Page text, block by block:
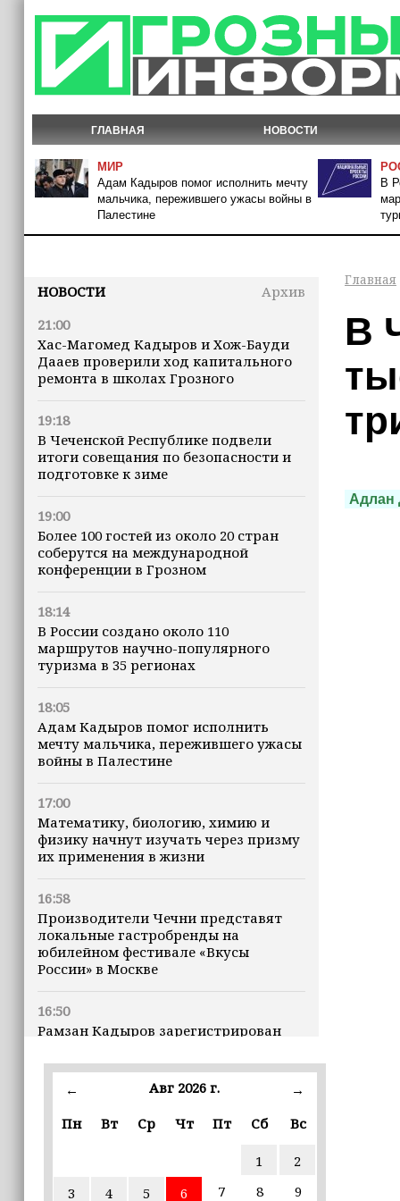
ГЛАВНАЯ НОВОСТИ
МИР
Адам Кадыров помог исполнить мечту
мальчика, пережившего ужасы войны в
Палестине
В
НОВОСТИ
Архив
21:00
Хас-Магомед Кадыров и Хож-Бауди
Дааев проверили ход капитального
ремонта в школах Грозного
19:18
В Чеченской Республике подвели
итоги совещания по безопасности и
подготовке к зиме
19:00
Более 100 гостей из около 20 стран
соберутся на международной
конференции в Грозном
18:14
В России создано около 110
маршрутов научно-популярного
туризма в 35 регионах
18:05
Адам Кадыров помог исполнить
мечту мальчика, пережившего ужасы
войны в Палестине
17:00
Математику, биологию, химию и
физику начнут изучать через призму
их применения в жизни
16:58
Производители Чечни представят
локальные гастробренды на
юбилейном фестивале «Вкусы
России» в Москве
16:50
Рамзан Кадыров зарегистрирован
16:47
землетрясения, рассказала
16:12
← Авг 2026 г.
→
Пн
Вт Ср Чт Пт Сб Вс
1
2
3
4 5 6 7 8
9
Главная
В
Адлан